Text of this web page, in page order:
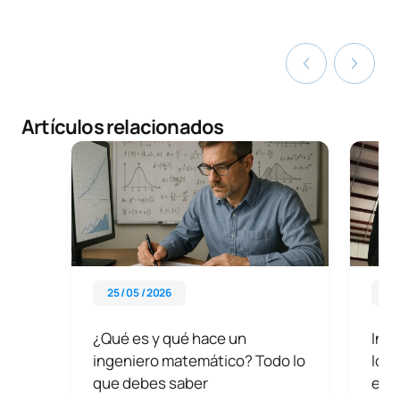
Artículos relacionados
25 / 05 / 2026
¿Qué es y qué hace un
ingeniero matemático? Todo lo
que debes saber
lo